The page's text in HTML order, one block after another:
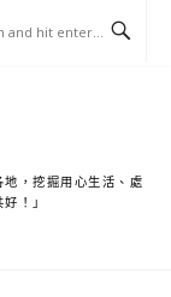
，挖掘用心生活、處
！」